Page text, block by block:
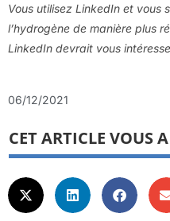
Vous utilisez LinkedIn et vous
l’hydrogène de manière plus
LinkedIn devrait vous
06/12/2021
CET ARTICLE VOUS